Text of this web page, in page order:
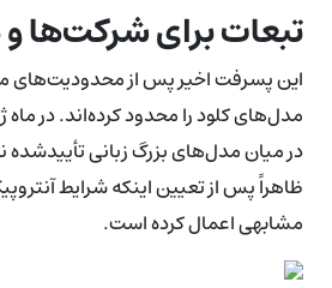
تبعات برای شرکت‌ها
این پسرفت اخیر پس از
مدل‌های کلود را محدود کرده‌اند. در
در میان مدل‌های بزرگ زبانی
ظاهراً پس از تعیین اینکه شرایط
مشابهی اعمال کرده است.